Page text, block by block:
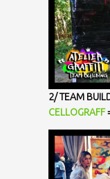
2/ TEAM
CELLOGRAFF